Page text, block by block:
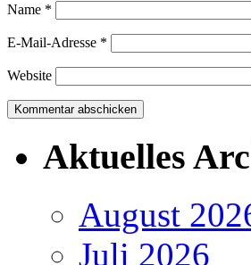
Name *
E-Mail-Adresse *
Website
Aktuelles
August
Juli 2026